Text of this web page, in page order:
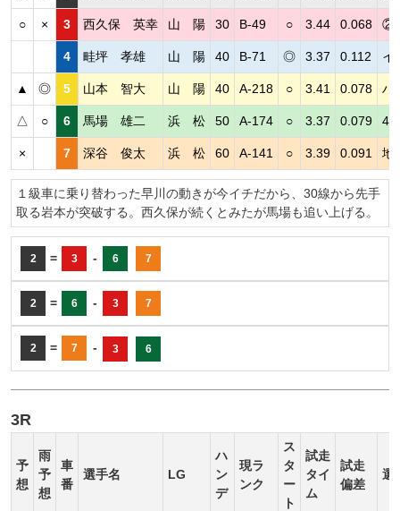
○ × 3 西久保 英幸 山 陽 30 B-49 ○ 3.44 0.068 ②
4 畦坪 孝雄 山 陽 40 B-71 ◎ 3.37 0.112 イ
▲ ◎ 5 山本 智大 山 陽 40 A-218 ○ 3.41 0.078 ハ
△ ○ 6 馬場 雄二 浜 松 50 A-174 ○ 3.37 0.079 40
× 7 深谷 俊太 浜 松 60 A-141 ○ 3.39 0.091 地
１級車に乗り替わった早川の動きが今イチだから、30線から先手
取る岩本が突破する。西久保が続くとみたが馬場も追い上げる。
2 = 3 - 6 7
2 = 6 - 3 7
2 = 7 - 3 6
3R
予
想
雨
予
想
車
番
選手名 LG
ハ
ン
デ
現ラ
ンク
ス
タ
ー
ト
試走
タイ
ム
試走
偏差
選